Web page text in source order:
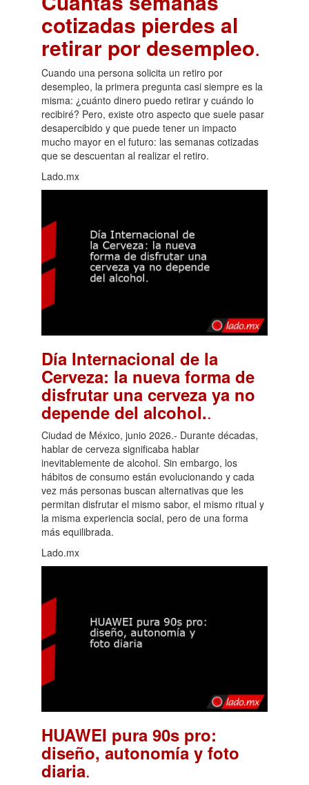
cotizadas pierdes al
retirar por desempleo.
Cuando una persona solicita un retiro por
desempleo, la primera pregunta casi siempre es la
misma: ¿cuánto dinero puedo retirar y cuándo lo
recibiré? Pero, existe otro aspecto que suele pasar
desapercibido y que puede tener un impacto
mucho mayor en el futuro: las semanas cotizadas
que se descuentan al realizar el retiro.
Lado.mx
Día Internacional de la
Cerveza: la nueva forma de
disfrutar una cerveza ya no
depende del alcohol..
Ciudad de México, junio 2026.- Durante décadas,
hablar de cerveza significaba hablar
inevitablemente de alcohol. Sin embargo, los
hábitos de consumo están evolucionando y cada
vez más personas buscan alternativas que les
permitan disfrutar el mismo sabor, el mismo ritual y
la misma experiencia social, pero de una forma
más equilibrada.
Lado.mx
HUAWEI pura 90s pro:
diseño, autonomía y foto
diaria.